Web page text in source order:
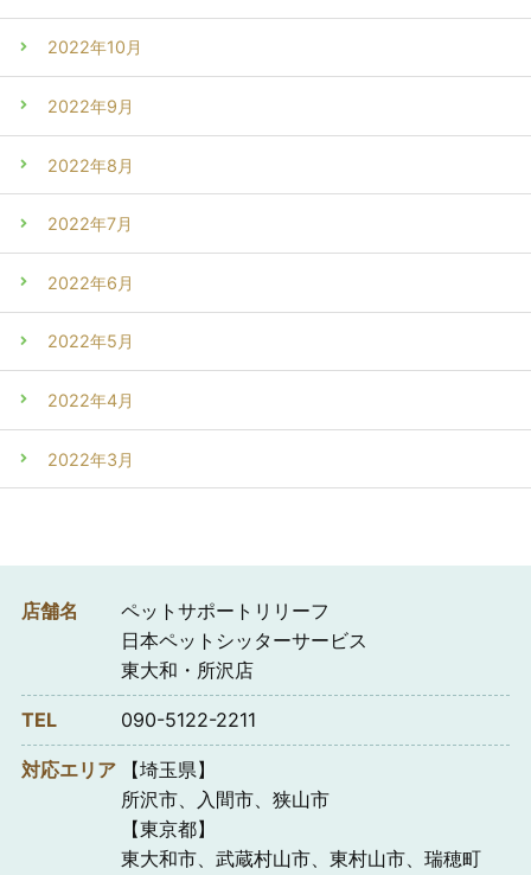
2022年10月
2022年9月
2022年8月
2022年7月
2022年6月
2022年5月
2022年4月
2022年3月
店舗名
ペットサポートリリーフ
日本ペットシッターサービス
東大和・所沢店
TEL 090-5122-2211
対応エリア
【埼玉県】
所沢市、入間市、狭山市
【東京都】
東大和市、武蔵村山市、東村山市、瑞穂町